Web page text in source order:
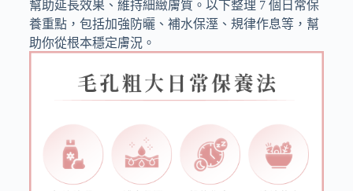
幫助延長效果、維持細緻膚質。以下整理 7 個日常保
養重點，包括加強防曬、補水保溼、規律作息等，幫
助你從根本穩定膚況。